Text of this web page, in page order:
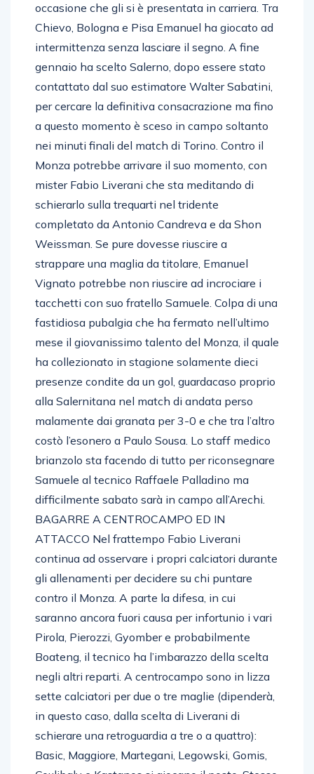
occasione che gli si è presentata in carriera. Tra
Chievo, Bologna e Pisa Emanuel ha giocato ad
intermittenza senza lasciare il segno. A fine
gennaio ha scelto Salerno, dopo essere stato
contattato dal suo estimatore Walter Sabatini,
per cercare la definitiva consacrazione ma fino
a questo momento è sceso in campo soltanto
nei minuti finali del match di Torino. Contro il
Monza potrebbe arrivare il suo momento, con
mister Fabio Liverani che sta meditando di
schierarlo sulla trequarti nel tridente
completato da Antonio Candreva e da Shon
Weissman. Se pure dovesse riuscire a
strappare una maglia da titolare, Emanuel
Vignato potrebbe non riuscire ad incrociare i
tacchetti con suo fratello Samuele. Colpa di una
fastidiosa pubalgia che ha fermato nell’ultimo
mese il giovanissimo talento del Monza, il quale
ha collezionato in stagione solamente dieci
presenze condite da un gol, guardacaso proprio
alla Salernitana nel match di andata perso
malamente dai granata per 3-0 e che tra l’altro
costò l’esonero a Paulo Sousa. Lo staff medico
brianzolo sta facendo di tutto per riconsegnare
Samuele al tecnico Raffaele Palladino ma
difficilmente sabato sarà in campo all’Arechi.
BAGARRE A CENTROCAMPO ED IN
ATTACCO Nel frattempo Fabio Liverani
continua ad osservare i propri calciatori durante
gli allenamenti per decidere su chi puntare
contro il Monza. A parte la difesa, in cui
saranno ancora fuori causa per infortunio i vari
Pirola, Pierozzi, Gyomber e probabilmente
Boateng, il tecnico ha l’imbarazzo della scelta
negli altri reparti. A centrocampo sono in lizza
sette calciatori per due o tre maglie (dipenderà,
in questo caso, dalla scelta di Liverani di
schierare una retroguardia a tre o a quattro):
Basic, Maggiore, Martegani, Legowski, Gomis,